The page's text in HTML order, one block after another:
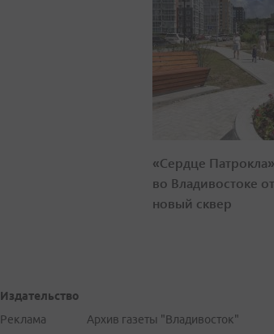
«Сердце
во Владивостоке
новый сквер
Издательство
Реклама
Архив газеты "Владивосток"